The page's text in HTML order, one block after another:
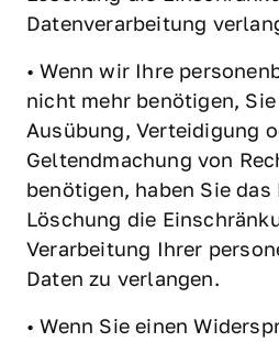
Datenverarbeitung
• Wenn wir Ihre
nicht mehr benötigen,
Ausübung, Verteidigung
Geltendmachung von
benötigen, haben Sie
Löschung die
Verarbeitung Ihrer
Daten zu verlangen.
• Wenn Sie einen